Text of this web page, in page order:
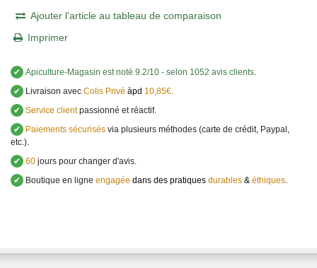
Ajouter l'article au tableau de comparaison
Imprimer
✔ Apiculture-Magasin est noté 9.2/10 - selon 1052 avis clients
✔
Livraison avec Colis Privé àpd 10,85€
✔ Service clientpassionné et réactif.
✔
Paiements sécurisés via plusieurs méthodes (carte de crédit, Paypal,
etc.).
✔ 60 jours pour changer d'avis.
✔
Boutique en ligne engagée dans des pratiques durables & éthiques